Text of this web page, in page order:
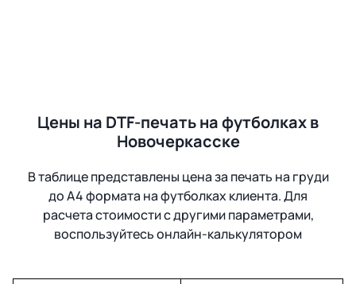
Цены на DTF-печать на футболках в
Новочеркасске
В таблице представлены цена за печать на груди
до А4 формата на футболках клиента. Для
расчета стоимости с другими параметрами,
воспользуйтесь онлайн-калькулятором